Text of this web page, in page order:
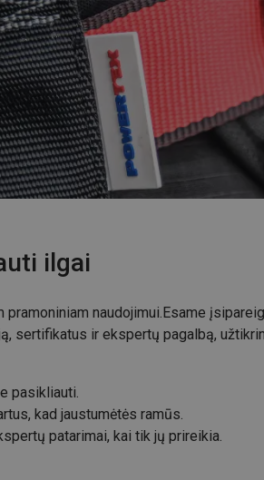
ilgai
naudojimui. Esame
sertifikatus ir ekspertų pagalbą,
pasikliauti.
kad jaustumėtės ramūs.
patarimai, kai tik jų prireikia.